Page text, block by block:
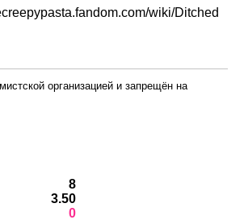
wiki/Ditched
организацией и запрещён на
8
3.50
0